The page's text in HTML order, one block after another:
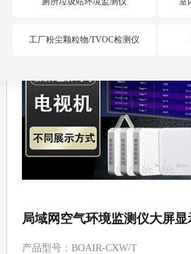
工厂粉尘颗粒物/TVOC检测仪
局域网空气环境监测仪大屏显
产品型号：BOAIR-CXW/T